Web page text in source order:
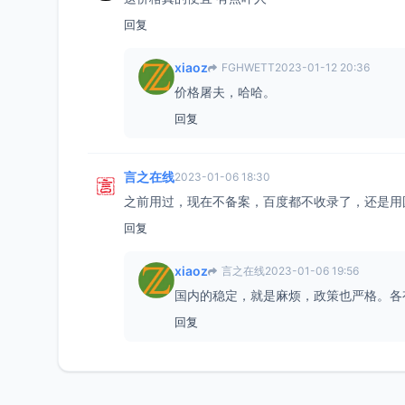
回复
xiaoz FGHWETT2023-01-12 20:36
价格屠夫，哈哈。
回复
言之在线2023-01-06 18:30
之前用过，现在不备案，百度都不收录了，还是
回复
xiaoz 言之在线2023-01-06 19:56
国内的稳定，就是麻烦，政策也严格。各
回复